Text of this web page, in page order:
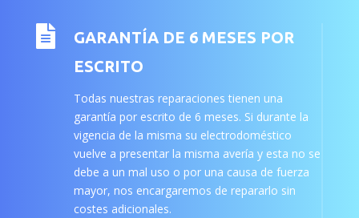

GARANTÍA DE 6 MESES POR
ESCRITO
Todas nuestras reparaciones tienen una
garantía por escrito de 6 meses. Si durante la
vigencia de la misma su electrodoméstico
vuelve a presentar la misma avería y esta no se
debe a un mal uso o por una causa de fuerza
mayor, nos encargaremos de repararlo sin
costes adicionales.